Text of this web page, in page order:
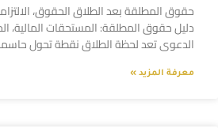
حقوق المطلقة بعد الطلاق الحقوق،
دليل حقوق المطلقة: المستحقات المالية،
الدعوى تعد لحظة الطلاق نقطة تحول
معرفة المزيد »